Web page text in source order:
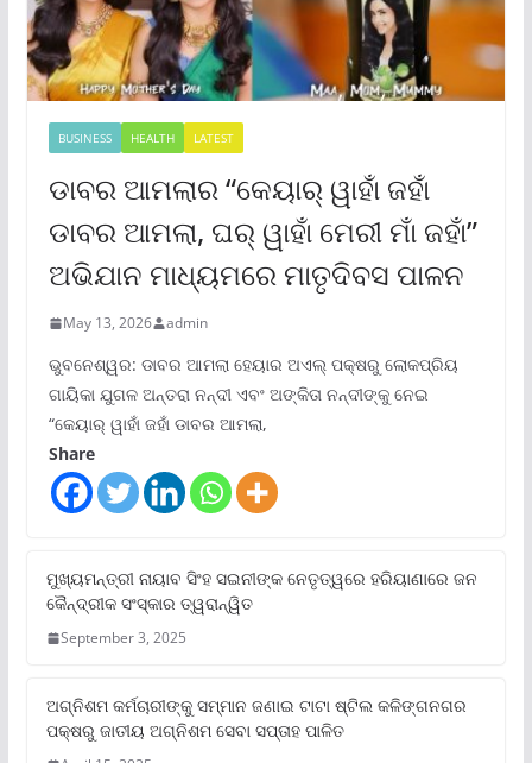
BUSINESS HEALTH LATEST
ଡାବର ଆମଲାର “କେୟାର୍ ୱାହାଁ ଜହାଁ
ଡାବର ଆମଲା, ଘର୍ ୱାହାଁ ମେରୀ ମାଁ ଜହାଁ”
ଅଭିଯାନ ମାଧ୍ୟମରେ ମାତୃଦିବସ ପାଳନ
May 13, 2026 admin
ଭୁବନେଶ୍ୱର: ଡାବର ଆମଲା ହେୟାର ଅଏଲ୍ ପକ୍ଷରୁ ଲୋକପ୍ରିୟ
ଗାୟିକା ଯୁଗଳ ଅନ୍ତରା ନନ୍ଦୀ ଏବଂ ଅଙ୍କିତା ନନ୍ଦୀଙ୍କୁ ନେଇ
“କେୟାର୍ ୱାହାଁ ଜହାଁ ଡାବର ଆମଲା,
Share
ମୁଖ୍ୟମନ୍ତ୍ରୀ ନାୟାବ ସିଂହ ସଇନୀଙ୍କ ନେତୃତ୍ୱରେ ହରିୟାଣାରେ ଜନ
କୈନ୍ଦ୍ରୀକ ସଂସ୍କାର ତ୍ୱରାନ୍ୱିତ
September 3, 2025
ଅଗ୍ନିଶମ କର୍ମଚାରୀଙ୍କୁ ସମ୍ମାନ ଜଣାଇ ଟାଟା ଷ୍ଟିଲ କଳିଙ୍ଗନଗର
ପକ୍ଷରୁ ଜାତୀୟ ଅଗ୍ନିଶମ ସେବା ସପ୍ତାହ ପାଳିତ